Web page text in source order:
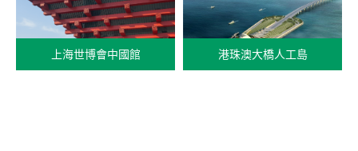
上海世博會中國館 港珠澳大橋人工島